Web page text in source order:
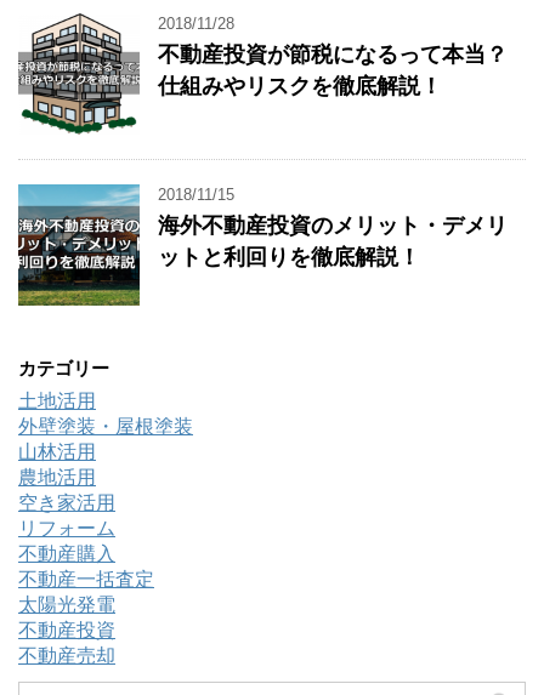
2018/11/28
不動産投資が節税になるって本当？
仕組みやリスクを徹底解説！
2018/11/15
海外不動産投資のメリット・デメリ
ットと利回りを徹底解説！
カテゴリー
土地活用
外壁塗装・屋根塗装
山林活用
農地活用
空き家活用
リフォーム
不動産購入
不動産一括査定
太陽光発電
不動産投資
不動産売却